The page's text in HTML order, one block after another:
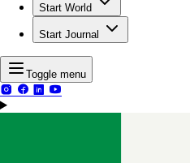
Start World
Start Journal
Toggle menu